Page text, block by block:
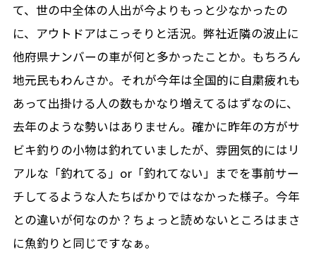
て、世の中全体の人出が今よりもっと少なかったの
に、アウトドアはこっそりと活況。弊社近隣の波止に
他府県ナンバーの車が何と多かったことか。もちろん
地元民もわんさか。それが今年は全国的に自粛疲れも
あって出掛ける人の数もかなり増えてるはずなのに、
去年のような勢いはありません。確かに昨年の方がサ
ビキ釣りの小物は釣れていましたが、雰囲気的にはリ
アルな「釣れてる」or「釣れてない」までを事前サー
チしてるような人たちばかりではなかった様子。今年
との違いが何なのか？ちょっと読めないところはまさ
に魚釣りと同じですなぁ。